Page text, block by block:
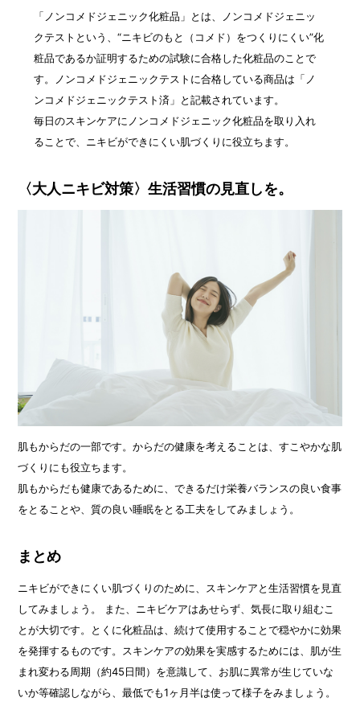
「ノンコメドジェニック化粧品」とは、ノンコメドジェニッ
クテストという、“ニキビのもと（コメド）をつくりにくい”化
粧品であるか証明するための試験に合格した化粧品のことで
す。ノンコメドジェニックテストに合格している商品は「ノ
ンコメドジェニックテスト済」と記載されています。
毎日のスキンケアにノンコメドジェニック化粧品を取り入れ
ることで、ニキビができにくい肌づくりに役立ちます。
〈大人ニキビ対策〉生活習慣の見直しを。
肌もからだの一部です。からだの健康を考えることは、すこやかな肌
づくりにも役立ちます。
肌もからだも健康であるために、できるだけ栄養バランスの良い食事
をとることや、質の良い睡眠をとる工夫をしてみましょう。
まとめ
ニキビができにくい肌づくりのために、スキンケアと生活習慣を見直
してみましょう。 また、ニキビケアはあせらず、気長に取り組むこ
とが大切です。とくに化粧品は、続けて使用することで穏やかに効果
を発揮するものです。スキンケアの効果を実感するためには、肌が生
まれ変わる周期（約45日間）を意識して、お肌に異常が生じていな
いか等確認しながら、最低でも1ヶ月半は使って様子をみましょう。